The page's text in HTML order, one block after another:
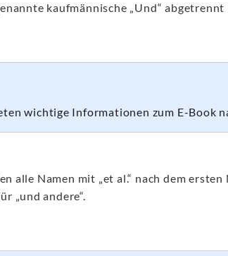
kaufmännische „Und“
wichtige Informationen zum E-Book
alle Namen mit „et al.“ nach dem
„und andere“.